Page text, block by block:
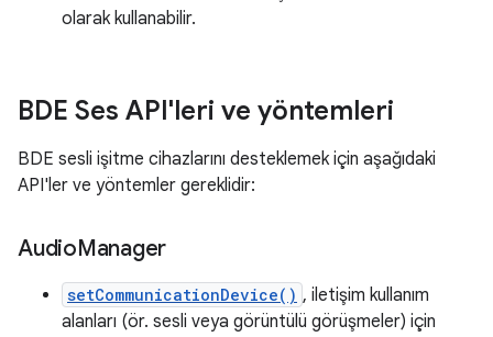
olarak kullanabilir.
BDE Ses API'leri ve yöntemleri
BDE sesli işitme cihazlarını desteklemek için aşağıdaki
API'ler ve yöntemler gereklidir:
AudioManager
setCommunicationDevice() , iletişim kullanım
alanları (ör. sesli veya görüntülü görüşmeler) için